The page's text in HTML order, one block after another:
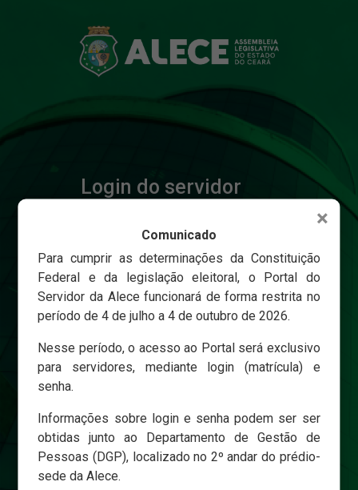
Login do servidor
Senha
Esqueci minha senha
×
Comunicado
Para cumprir as determinações da Constituição
Federal e da legislação eleitoral, o Portal do
Servidor da Alece funcionará de forma restrita no
período de 4 de julho a 4 de outubro de 2026.
Nesse período, o acesso ao Portal será exclusivo
para servidores, mediante login (matrícula) e
senha.
Informações sobre login e senha podem ser ser
obtidas junto ao Departamento de Gestão de
Pessoas (DGP), localizado no 2º andar do prédio-
sede da Alece.